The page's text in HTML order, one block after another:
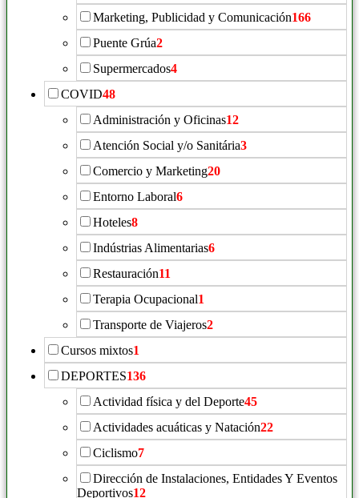
Marketing, Publicidad y Comunicación166
Puente Grúa2
Supermercados4
COVID48
Administración y Oficinas12
Atención Social y/o Sanitária3
Comercio y Marketing20
Entorno Laboral6
Hoteles8
Indústrias Alimentarias6
Restauración11
Terapia Ocupacional1
Transporte de Viajeros2
Cursos mixtos1
DEPORTES136
Actividad física y del Deporte45
Actividades acuáticas y Natación22
Ciclismo7
Dirección de Instalaciones, Entidades Y Eventos
Deportivos12